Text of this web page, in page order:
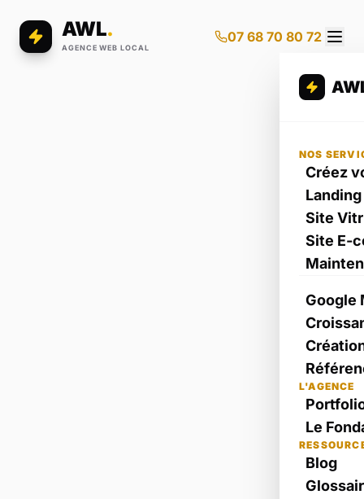
AWL.
AGENCE WEB LOCAL
07 68 70 80 72
NOS
Créez
Site
Site E-
Google
L'AGENCE
Le
Blog